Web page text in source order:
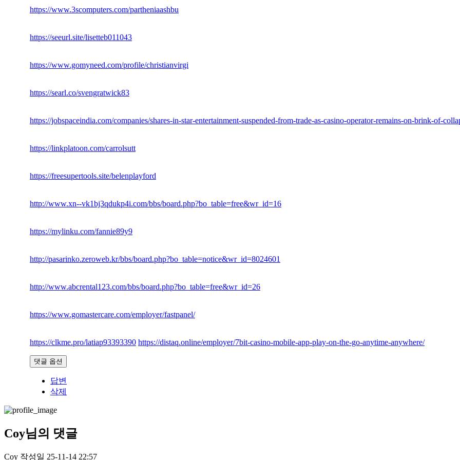
https://www.3scomputers.com/partheniaashbu
https://seeurl.site/lisetteb011043
https://www.gomyneed.com/profile/christianvirgi
https://searl.co/svengratwick83
https://jobspaceindia.com/companies/shares-in-star-entertainment-suspended-from-trade-as-casino-operator-remains-on-brink-of-
https://linkplatoon.com/carrolsutt
https://freesupertools.site/belenplayford
http://www.xn--vk1bj3qdukp4i.com/bbs/board.php?bo_table=free&wr_id=16
https://mylinku.com/fannie89y9
http://pasarinko.zeroweb.kr/bbs/board.php?bo_table=notice&wr_id=8024601
http://www.abcrental123.com/bbs/board.php?bo_table=free&wr_id=26
https://www.gomastercare.com/employer/fastpanel/
https://clkme.pro/latiap93393390 https://distaq.online/employer/7bit-casino-mobile-app-play-on-the-go-anytime-anywhere/
댓글 옵션
답변
삭제
Coy님의 댓글
Coy 작성일 25-11-14 22:57